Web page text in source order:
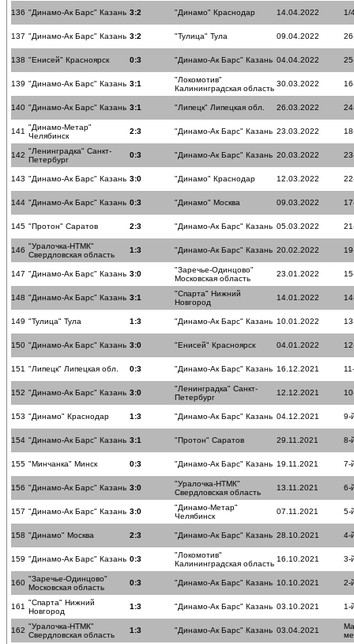
136 "Динамо-Ак Барс" Казань 3:2 "Динамо" Краснодар 14.04.2022 1/
137 "Динамо-Ак Барс" Казань 3:2 "Тулица" Тула 09.04.2022
138 "Енисей" Красноярск 0:3 "Динамо-Ак Барс" Казань 04.04.2022
139 "Динамо-Ак Барс" Казань 3:1
"Локомотив"
Калининградская область
30.03.2022
140 "Динамо-Ак Барс" Казань 3:1 "Липецк" Липецкая обл. 26.03.2022
141 "Динамо-Метар"
Челябинск
2:3 "Динамо-Ак Барс" Казань 23.03.2022
142 "Ленинградка" Санкт-
Петербург
0:3 "Динамо-Ак Барс" Казань 20.03.2022
143 "Динамо-Ак Барс" Казань 3:0 "Динамо" Краснодар 12.03.2022
144 "Динамо-Ак Барс" Казань 0:3 "Динамо" Москва 09.03.2022
145 "Протон" Саратов 2:3 "Динамо-Ак Барс" Казань 05.03.2022
146 "Уралочка-НТМК"
Свердловская область
1:3 "Динамо-Ак Барс" Казань 20.02.2022
147 "Динамо-Ак Барс" Казань 3:0
"Заречье-Одинцово"
Московская область
23.01.2022
148 "Динамо-Ак Барс" Казань 3:1
"Спарта" Нижний
Новгород
14.01.2022
149 "Тулица" Тула 1:3 "Динамо-Ак Барс" Казань 10.01.2022
150 "Динамо-Ак Барс" Казань 3:0 "Енисей" Красноярск 04.01.2022
151 "Липецк" Липецкая обл. 0:3 "Динамо-Ак Барс" Казань 16.12.2021
152 "Динамо-Ак Барс" Казань 3:0
"Ленинградка" Санкт-
Петербург
12.12.2021
153 "Динамо" Краснодар 1:3 "Динамо-Ак Барс" Казань 04.12.2021 9-
154 "Динамо-Ак Барс" Казань 3:1 "Протон" Саратов 29.11.2021 8-
155 "Минчанка" Минск 0:3 "Динамо-Ак Барс" Казань 19.11.2021 7-
156 "Динамо-Ак Барс" Казань 3:0
"Уралочка-НТМК"
Свердловская область
13.11.2021 6-
157 "Динамо-Ак Барс" Казань 3:0
"Динамо-Метар"
Челябинск
07.11.2021 5-
158 "Динамо" Москва 2:3 "Динамо-Ак Барс" Казань 28.10.2021 4-
159 "Динамо-Ак Барс" Казань 0:3
"Локомотив"
Калининградская область
16.10.2021 3-
160 "Заречье-Одинцово"
Московская область
0:3 "Динамо-Ак Барс" Казань 10.10.2021 2-
161 "Спарта" Нижний
Новгород
1:3 "Динамо-Ак Барс" Казань 03.10.2021 1-
162 "Уралочка-НТМК"
Свердловская область
1:3 "Динамо-Ак Барс" Казань 03.04.2021